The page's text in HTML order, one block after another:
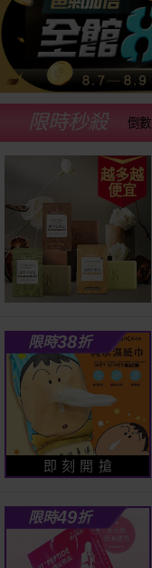
限時秒殺 倒數
越多越
便宜
限時38折
即 刻 開 搶
限時49折